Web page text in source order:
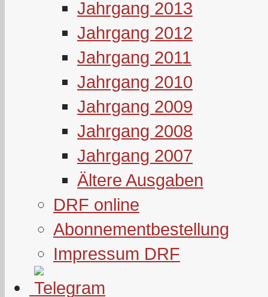
Jahrgang 2013
Jahrgang 2012
Jahrgang 2011
Jahrgang 2010
Jahrgang 2009
Jahrgang 2008
Jahrgang 2007
Ältere Ausgaben
DRF online
Abonnementbestellung
Impressum DRF